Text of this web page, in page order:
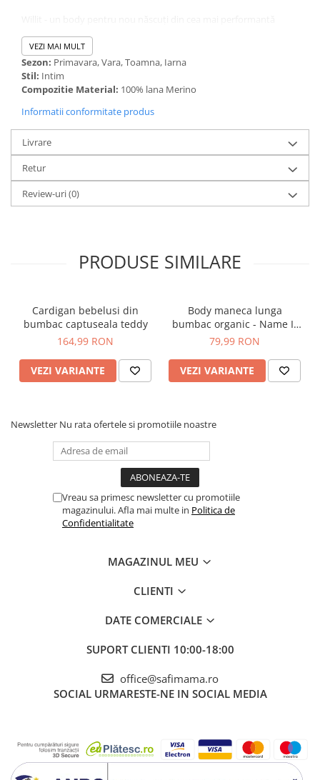
Lâna merinosasigură un confort ridicat pentru cea mai delicată
piele. Materialul este moale, absoarbe umezeala și poate fi purtat
multe zile fără a dezvolta mirosuri neplăcute. Are uimitoarea
VEZI MAI MULT
Sezon: Primavara, Vara, Toamna, Iarna
Stil: Intim
Compozitie Material: 100% lana Merino
Informatii conformitate produs
Livrare
Retur
Review-uri(0)
PRODUSE SIMILARE
Cardigan bebelusi din
bumbac captuseala teddy
164,99 RON
VEZI VARIANTE
Body maneca lunga
bumbac organic - Name It
Nillo
79,99 RON
VEZI VARIANTE
Newsletter Nu rata ofertele si promotiile noastre
Vreau sa primesc newsletter cu promotiile
magazinului. Afla mai multe in Politica de
Confidentialitate
MAGAZINUL MEU
CLIENTI
DATE COMERCIALE
SUPORT CLIENTI 10:00-18:00
office@safimama.ro
SOCIAL URMARESTE-NE IN SOCIAL MEDIA